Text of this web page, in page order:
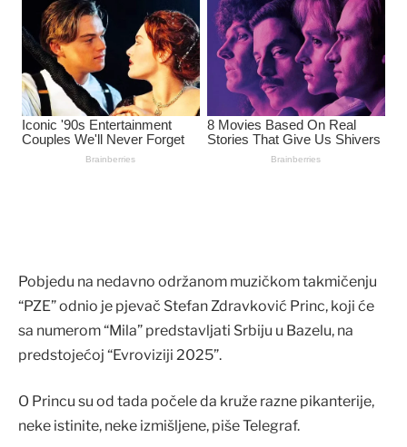
Pobjedu na nedavno održanom muzičkom takmičenju
“PZE” odnio je pjevač Stefan Zdravković Princ, koji će
sa numerom “Mila” predstavljati Srbiju u Bazelu, na
predstojećoj “Evroviziji 2025”.
O Princu su od tada počele da kruže razne pikanterije,
neke istinite, neke izmišljene, piše Telegraf.